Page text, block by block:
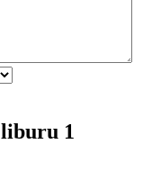
liburu 1